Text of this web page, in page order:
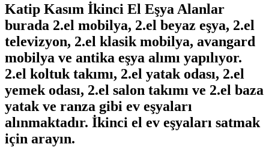
Katip Kasım İkinci El Eşya Alanlar
burada 2.el mobilya, 2.el beyaz eşya, 2.el
televizyon, 2.el klasik mobilya, avangard
mobilya ve antika eşya alımı yapılıyor.
2.el koltuk takımı, 2.el yatak odası, 2.el
yemek odası, 2.el salon takımı ve 2.el baza
yatak ve ranza gibi ev eşyaları
alınmaktadır. İkinci el ev eşyaları satmak
için arayın.